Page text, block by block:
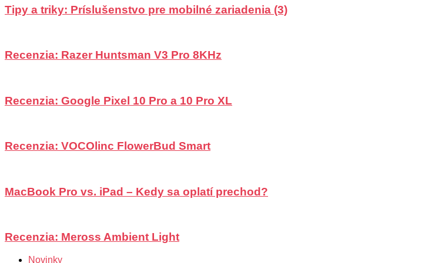
Tipy a triky: Príslušenstvo pre mobilné zariadenia (3)
Recenzia: Razer Huntsman V3 Pro 8KHz
Recenzia: Google Pixel 10 Pro a 10 Pro XL
Recenzia: VOCOlinc FlowerBud Smart
MacBook Pro vs. iPad – Kedy sa oplatí prechod?
Recenzia: Meross Ambient Light
Novinky